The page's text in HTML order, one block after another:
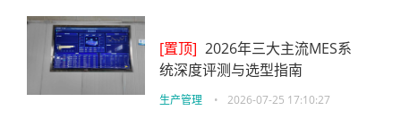
[置顶] 2026年三大主流MES系
统深度评测与选型指南
生产管理 • 2026-07-25 17:10:27